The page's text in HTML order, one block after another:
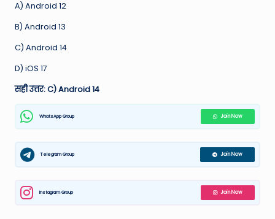
A) Android 12
B) Android 13
C) Android 14
D) iOS 17
सही उत्तर: C) Android 14
WhatsApp Group Join Now
Telegram Group Join Now
Instagram Group Join Now